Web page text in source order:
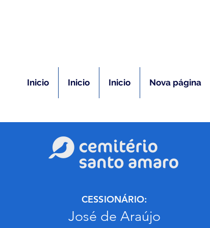
Inicio Inicio Inicio Nova página
CESSIONÁRIO:
José de Araújo